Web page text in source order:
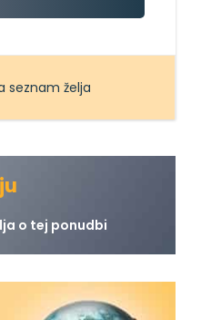
seznam želja
o tej ponudbi